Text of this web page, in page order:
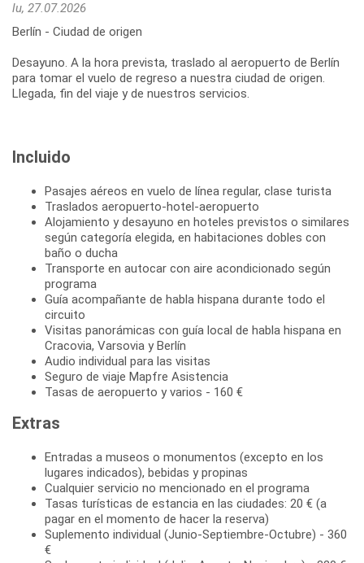
lu, 27.07.2026
Berlín - Ciudad de origen
Desayuno. A la hora prevista, traslado al aeropuerto de Berlín
para tomar el vuelo de regreso a nuestra ciudad de origen.
Llegada, fin del viaje y de nuestros servicios.
Incluido
Pasajes aéreos en vuelo de línea regular, clase turista
Traslados aeropuerto-hotel-aeropuerto
Alojamiento y desayuno en hoteles previstos o similares
según categoría elegida, en habitaciones dobles con
baño o ducha
Transporte en autocar con aire acondicionado según
programa
Guía acompañante de habla hispana durante todo el
circuito
Visitas panorámicas con guía local de habla hispana en
Cracovia, Varsovia y Berlín
Audio individual para las visitas
Seguro de viaje Mapfre Asistencia
Tasas de aeropuerto y varios - 160 €
Extras
Entradas a museos o monumentos (excepto en los
lugares indicados), bebidas y propinas
Cualquier servicio no mencionado en el programa
Tasas turísticas de estancia en las ciudades: 20 € (a
pagar en el momento de hacer la reserva)
Suplemento individual (Junio-Septiembre-Octubre) - 360
€